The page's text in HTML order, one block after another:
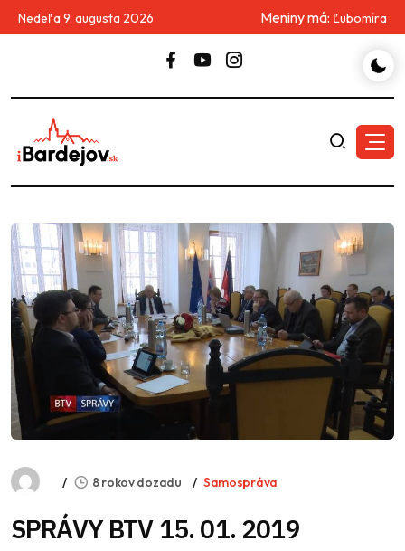
Nedeľa 9. augusta 2026 Meniny má: Ľubomíra
8 rokov dozadu Samospráva
SPRÁVY BTV 15. 01. 2019